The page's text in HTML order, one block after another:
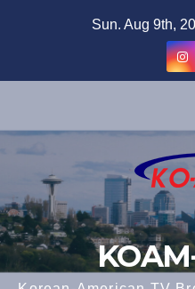
Sun. Aug 9th,